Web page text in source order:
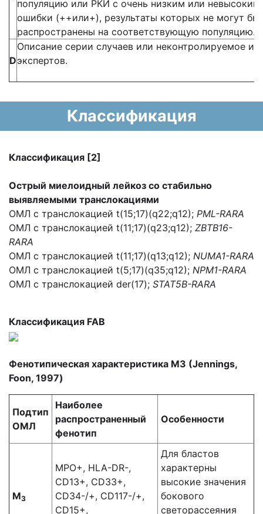
популяцию или РКИ с очень низким или
ошибки (++или+), результаты которых не могут
распространены на соответствующую популяцию.
D
Описание серии случаев или неконтролируемое
экспертов.
Классификация
Классификация [2]
Острый миелоидный лейкоз со стабильно
выявляемыми транслокациями
ОМЛ с транслокацией t(15;17)(q22;q12); PML-RARA
ОМЛ с транслокацией t(11;17)(q23;q12); ZBTB16-
RARA
ОМЛ с транслокацией t(11;17)(q13;q12); NUMA1-RARA
ОМЛ с транслокацией t(5;17)(q35;q12); NPM1-RARA
ОМЛ с транслокацией der(17); STAT5B-RARA
Классификация FAB
Фенотипическая характеристика М3 (Jennings,
Foon, 1997)
Подтип
ОМЛ
Наиболее
распространенный
фенотип
Особенности
М3
MPO+, HLA-DR-,
CD13+, CD33+,
CD34-/+, CD117-/+,
CD15+,
Для бластов
характерны
высокие значения
бокового
светорассеяния